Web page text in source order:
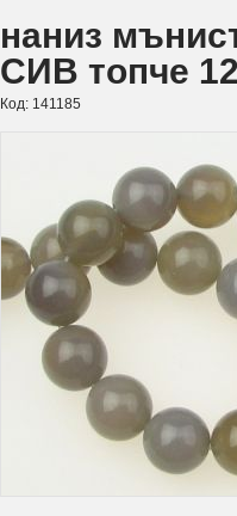
наниз
СИВ топче
Код: 141185